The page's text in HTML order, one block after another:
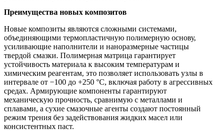
Преимущества новых композитов
Новые композиты являются сложными системами,
объединяющими термопластичную полимерную основу,
усиливающие наполнители и наноразмерные частицы
твердой смазки. Полимерная матрица гарантирует
устойчивость материала к высоким температурам и
химическим реагентам, это позволяет использовать узлы в
интервале от −100 до +250 °C, включая работу в агрессивных
средах. Армирующие компоненты гарантируют
механическую прочность, сравнимую с металлами и
сплавами, а сухие смазочные агенты создают постоянный
режим трения без задействования жидких масел или
консистентных паст.